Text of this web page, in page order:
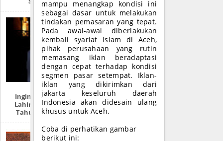
Ingin Tahu Hari
Lahirmu Dalam
Tahun Hijriah?
mampu menangkap kondisi ini
sebagai dasar untuk melakukan
tindakan pemasaran yang tepat.
Pada awal-awal diberlakukan
kembali syariat Islam di Aceh,
pihak perusahaan yang rutin
memasang iklan beradaptasi
dengan cepat terhadap kondisi
segmen pasar setempat. Iklan-
iklan yang dikirimkan dari
jakarta keseluruh daerah
Indonesia akan didesain ulang
khusus untuk Aceh.
Coba di perhatikan gambar
berikut ini: